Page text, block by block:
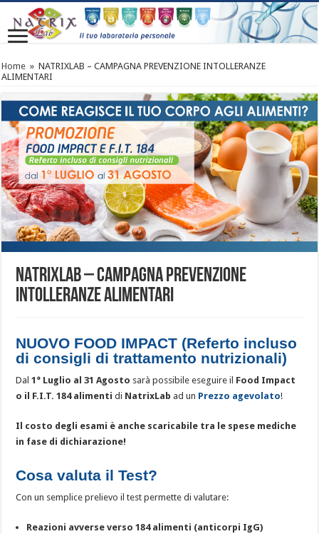
Home » NATRIXLAB – CAMPAGNA PREVENZIONE INTOLLERANZE
ALIMENTARI
NATRIXLAB – CAMPAGNA PREVENZIONE
INTOLLERANZE ALIMENTARI
NUOVO FOOD IMPACT (Referto incluso
di consigli di trattamento nutrizionali)
Dal1° Luglio al 31 Agosto sarà possibile eseguire il Food Impact
o il F.I.T. 184 alimentidi NatrixLab ad un Prezzo agevolato!
Il costo degli esami è anche scaricabile tra le spese mediche
in fase di dichiarazione!
Cosa valuta il Test?
Con un semplice prelievo il test permette di valutare:
Reazioni avverse verso 184 alimenti (anticorpi IgG)